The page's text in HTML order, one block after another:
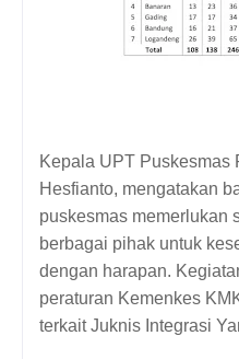
Kepala UPT Puskesmas
Hesfianto, mengatakan
puskesmas memerlukan
berbagai pihak untuk
dengan harapan.
peraturan Kemenkes
terkait Juknis Integrasi